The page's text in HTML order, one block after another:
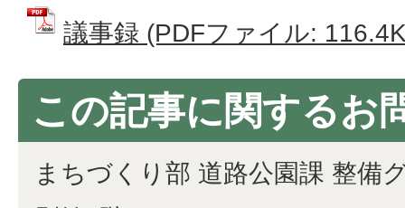
議事録 (PDFファイル:
この記事に関するお
まちづくり部 道路公園課 整備